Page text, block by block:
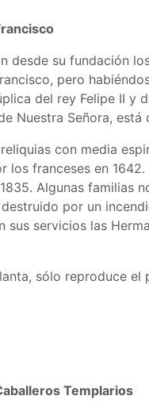
desde su fundación
pero
del rey Felipe II y
Nuestra Señora,
con media
los franceses en
Algunas familias
por un
sus servicios las
sólo reproduce
Templarios